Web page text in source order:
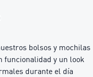
bolsos y mochilas
funcionalidad y un look
durante el día